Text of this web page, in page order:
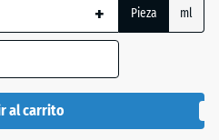
+ Pieza ml
al carrito